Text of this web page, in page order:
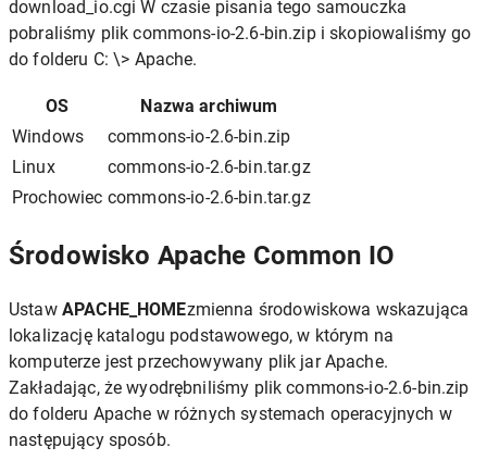
download_io.cgi W czasie pisania tego samouczka
pobraliśmy plik commons-io-2.6-bin.zip i skopiowaliśmy go
do folderu C: \> Apache.
OS
Nazwa archiwum
Windows
commons-io-2.6-bin.zip
Linux
commons-io-2.6-bin.tar.gz
Prochowiec commons-io-2.6-bin.tar.gz
Środowisko Apache Common IO
Ustaw APACHE_HOMEzmienna środowiskowa wskazująca
lokalizację katalogu podstawowego, w którym na
komputerze jest przechowywany plik jar Apache.
Zakładając, że wyodrębniliśmy plik commons-io-2.6-bin.zip
do folderu Apache w różnych systemach operacyjnych w
następujący sposób.